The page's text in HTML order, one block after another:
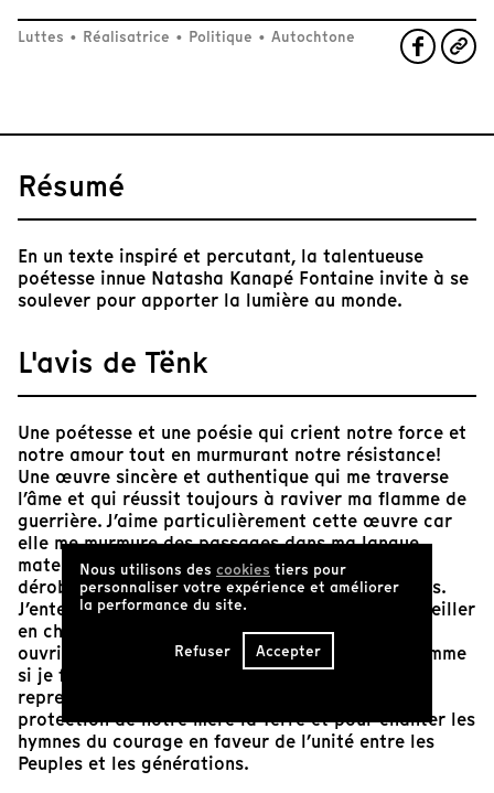
Luttes • Réalisatrice • Politique • Autochtone
Résumé
En un texte inspiré et percutant, la talentueuse
poétesse innue Natasha Kanapé Fontaine invite à se
soulever pour apporter la lumière au monde.
L'avis de Tënk
Une poétesse et une poésie qui crient notre force et
notre amour tout en murmurant notre résistance!
Une œuvre sincère et authentique qui me traverse
l’âme et qui réussit toujours à raviver ma flamme de
guerrière. J’aime particulièrement cette œuvre car
elle me murmure des passages dans ma langue
maternelle qui, comme pour plusieurs, m’a été
dérobée par le lourd fardeau colonial de ce pays.
J’entends nos ancêtres nous guider et nous conseiller
en choisissant la voix de la jeunesse pour nous
ouvrir le chemin. Je suis inspirée par ce récit comme
si je faisais partie d’une course à relais pour
reprendre le combat du collectif, pour hurler la
protection de notre mère la Terre et pour chanter les
hymnes du courage en faveur de l’unité entre les
Peuples et les générations.
Nous utilisons des cookies tiers pour
personnaliser votre expérience et améliorer
la performance du site.
Refuser Accepter